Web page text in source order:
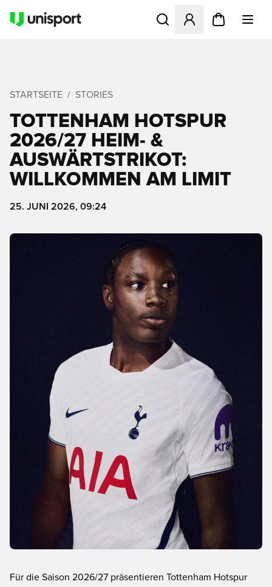
Öffnet ein Fenster zum
STARTSEITE STORIES
TOTTENHAM HOTSPUR
2026/27 HEIM- &
AUSWÄRTSTRIKOT:
WILLKOMMEN AM LIMIT
25. JUNI 2026, 09:24
Für die Saison 2026/27 präsentieren Tottenham Hotspur